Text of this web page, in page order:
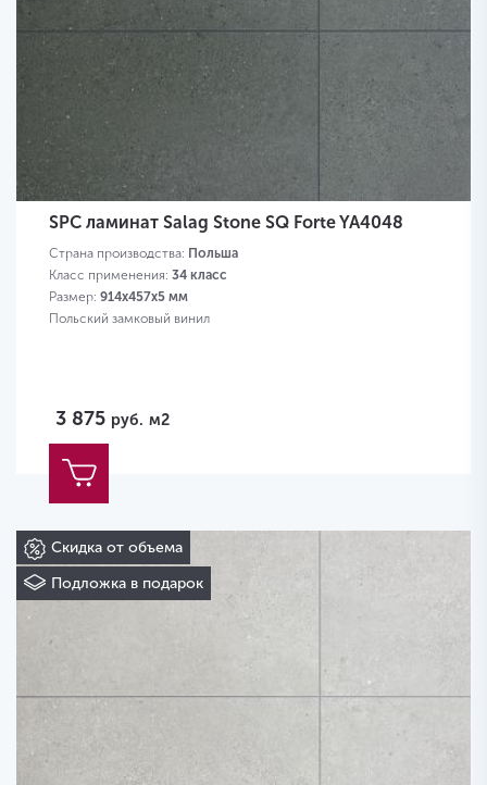
SPC ламинат Salag Stone SQ Forte YA4048
Страна производства: Польша
Класс применения: 34 класс
Размер: 914х457х5 мм
Польский замковый винил
3 875 руб. м2
Скидка от объема
Подложка в подарок